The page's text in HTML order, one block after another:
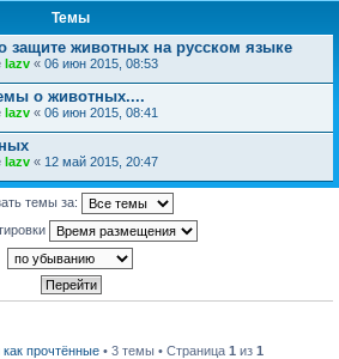
Темы
защите животных на русском языке
lazv « 06 июн 2015, 08:53
о животных....
lazv « 06 июн 2015, 08:41
lazv « 12 май 2015, 20:47
темы за:
прочтённые• 3 темы • Страница 1 из 1